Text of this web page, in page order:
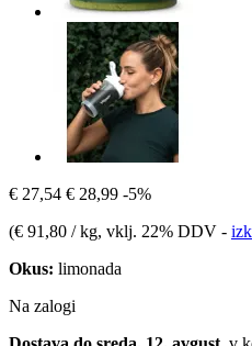
€ 27,54 € 28,99 -5%
(€ 91,80 / kg, vklj. 22% DDV -
Okus: limonada
Na zalogi